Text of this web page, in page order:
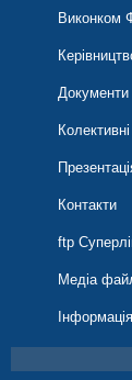
Виконком
Документи
Контакти
ftp
Медіа